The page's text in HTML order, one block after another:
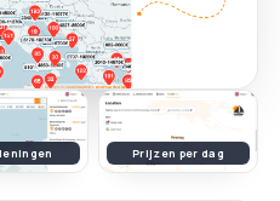
Prijzen per dag